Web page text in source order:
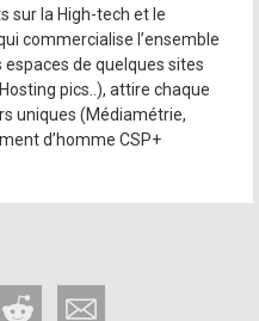
sur la High-tech et le
commercialise l’ensemble
espaces de quelques sites
pics..), attire chaque
uniques (Médiamétrie,
d’homme CSP+